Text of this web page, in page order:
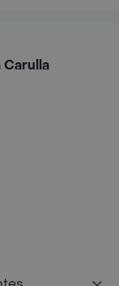
Carulla